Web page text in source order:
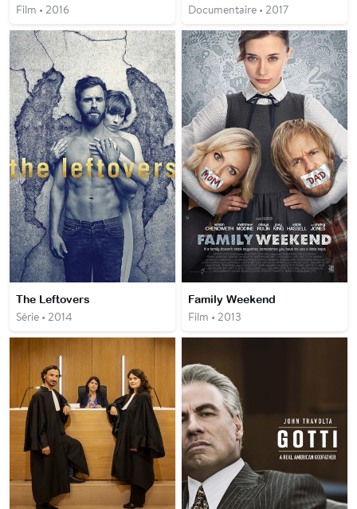
Film • 2016 Documentaire • 2017
The Leftovers
Série • 2014
Family Weekend
Film • 2013